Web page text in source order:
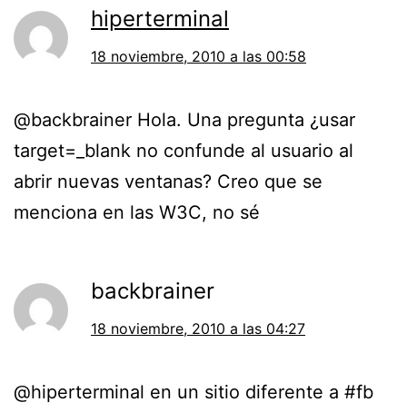
hiperterminal
18 noviembre, 2010 a las 00:58
@backbrainer Hola. Una pregunta ¿usar
target=_blank no confunde al usuario al
abrir nuevas ventanas? Creo que se
menciona en las W3C, no sé
backbrainer
18 noviembre, 2010 a las 04:27
@hiperterminal en un sitio diferente a #fb